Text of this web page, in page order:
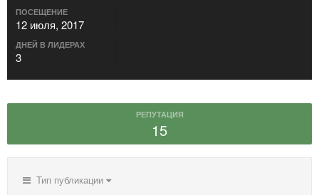
ПОСЕЩЕНИЕ
12 июля, 2017
ДНЕЙ В ЛИДЕРАХ
3
РЕПУТАЦИЯ
15
Тип публикации